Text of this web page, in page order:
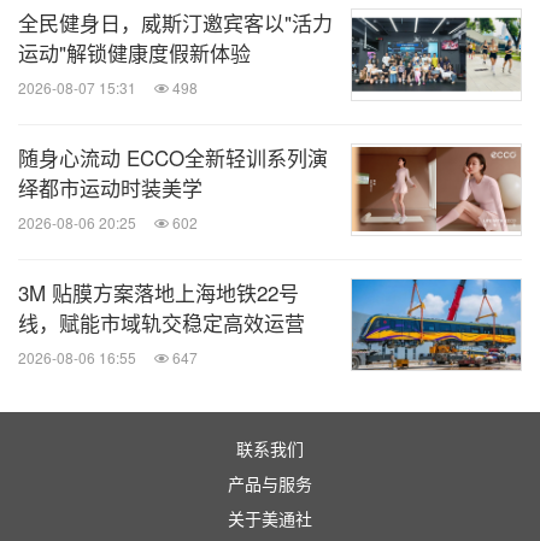
全球旅报
微信公众号“全球旅报”发布最新的全球旅游产
业、OTA(在线旅游)、航空公司、飞机制造、
关键词：铁路和联合运输 运输业
户外/露营/
分享到：
全民健身日，威斯汀邀宾客以"活力
运动"解锁健康度假新体验
2026-08-07 15:31 498
随身心流动 ECCO全新轻训系列演
绎都市运动时装美学
2026-08-06 20:25 602
3M 贴膜方案落地上海地铁22号
线，赋能市域轨交稳定高效运营
2026-08-06 16:55 647
联系我们
产品与服务
关于美通社